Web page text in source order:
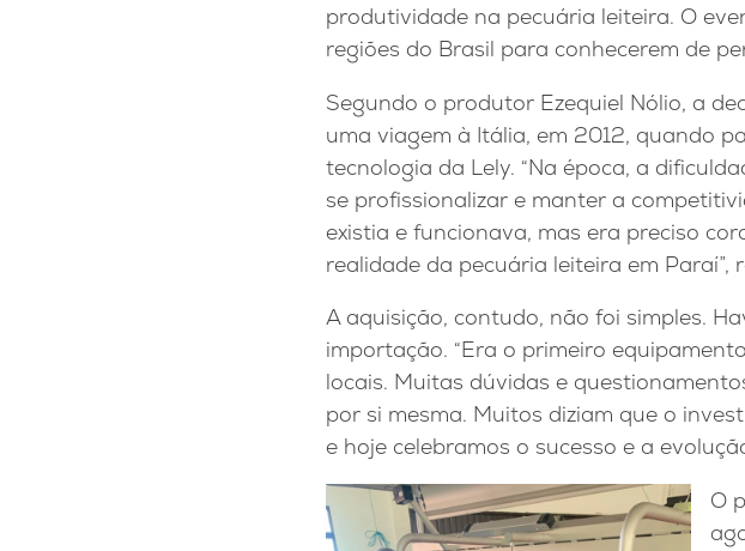
produtividade na pecuária leiteira. O
regiões do Brasil para conhecerem de
Segundo o produtor Ezequiel Nólio, a
uma viagem à Itália, em 2012, quando
tecnologia da Lely. “Na época, a
se profissionalizar e manter a
existia e funcionava, mas era preciso
realidade da pecuária leiteira em Paraí”,
A aquisição, contudo, não foi simples.
importação. “Era o primeiro
locais. Muitas dúvidas e
por si mesma. Muitos diziam que o
e hoje celebramos o sucesso e a
O